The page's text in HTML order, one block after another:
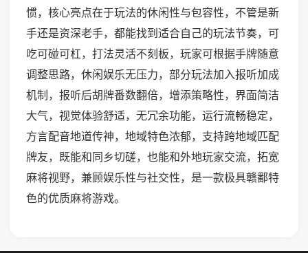
惯，核心亮点在于玩法的休闲性与包容性，不管是新
手还是资深老手，都能找到适合自己的玩法节奏，可
吃可碰可杠，打法灵活不刻板，玩家可根据手牌随意
调整思路，休闲娱乐无压力，部分玩法加入报听加成
机制，报听后胡牌番数翻倍，增添策略性，界面简洁
大气，视觉体验舒适，无冗余功能，运行流畅稳定，
方言配音地道传神，地域特色浓郁，支持跨地域匹配
牌友，既能和同乡切磋，也能和外地玩家交流，拓宽
麻将视野，兼顾娱乐性与社交性，是一款极具赣鄱特
色的优质麻将游戏。